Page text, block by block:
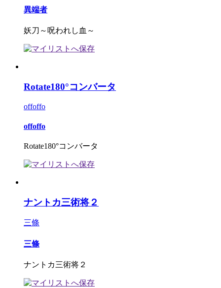
異端者
妖刀～呪われし血～
Rotate180°コンバータ
offoffo
offoffo
Rotate180°コンバータ
ナントカ三術将２
三條
三條
ナントカ三術将２